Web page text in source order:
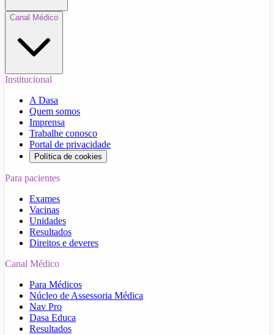
Canal Médico
Institucional
A Dasa
Quem somos
Imprensa
Trabalhe conosco
Portal de privacidade
Política de cookies
Para pacientes
Exames
Vacinas
Unidades
Resultados
Direitos e deveres
Canal Médico
Para Médicos
Núcleo de Assessoria Médica
Nav Pro
Dasa Educa
Resultados